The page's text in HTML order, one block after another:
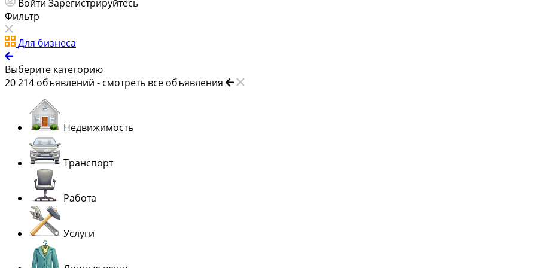
Войти Зарегистрируйтесь
Фильтр
Для бизнеса
Выберите категорию
20 214 объявлений - смотреть все объявления
Недвижимость
Транспорт
Работа
Услуги